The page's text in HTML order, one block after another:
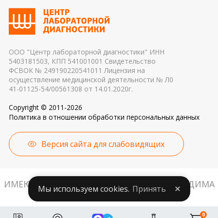
применяемые реагенты также могут стать
причиной погрешности в результатах
ООО "Центр лабораторной диагностики" ИНН
5403181503, КПП 541001001 Свидетельство
ФСВОК № 249190220541011 Лицензия на
осуществление медицинской деятельности № Л0
41-01125-54/00561308 от 14.01.2020г.
Copyright © 2011-2026
Политика в отношении обработки персональных данных
Версия сайта для слабовидящих
ИМЕЮТСЯ ПРОТИВОПОКАЗАНИЯ. НЕОБХОДИМА
КОНСУЛЬТАЦИЯ СПЕЦИАЛИСТА.
0
Мы используем cookies. Принять